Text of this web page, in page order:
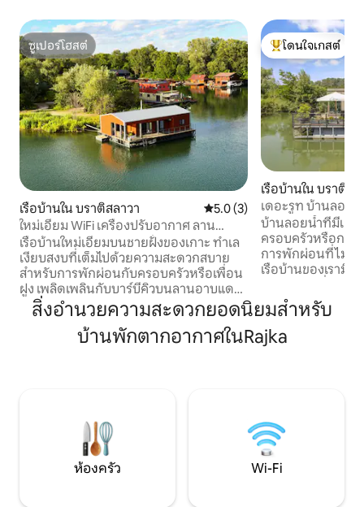
ซูเปอร์โฮสต์
ซูเปอร์โฮสต์
เรือบ้านใน บราติสลาวา คะแนนเฉลี่ย 5.0 จาก 5, 3 รีวิว
5.0 (3)
ใหม่เอี่ยม WiFi เครื่องปรับอากาศ ลาน
อาบแดด วิวกว้าง บาร์บีคิว
เรือบ้านใหม่เอี่ยมบนชายฝั่งของเกาะ ทำเล
เงียบสงบที่เต็มไปด้วยความสะดวกสบาย
สำหรับการพักผ่อนกับครอบครัวหรือเพื่อน
ฝูง เพลิดเพลินกับบาร์บีคิวบนลานอาบแดด
ให้อาหารเป็ด เล่นแพดเดิลบอร์ด หรือพัก
ผ่อนในห้องนั่งเล่นที่มองเห็นริมฝั่งแม่น้ำ -
100 ตร.ม. - ห้องครัวที่มีอุปกรณ์ครบครัน
เครื่องนอน ของใช้ในห้องน้ำ...
โดนใจเกสต์ที่สุด
โดนใจเกสต์
เรือบ้านใน บราติสล
เดอะรูท บ้านลอย
บ้านลอยน้ำที่มีเสน่
ครอบครัวหรือกลุ่
การพักผ่อนที่ไม่เ
เรือบ้านของเรามี
ตั้งแต่ห้องนอนแ
ฝักบัวอาบน้ำไปจ
ครบครันพื้นที่นั่งเล่
กลางแจ้งเรือบ้าน
ผจญภัย
สิ่งอำนวยความสะดวกยอดนิยมสำหรับ
บ้านพักตากอากาศในRajka
ห้องครัว Wi-Fi